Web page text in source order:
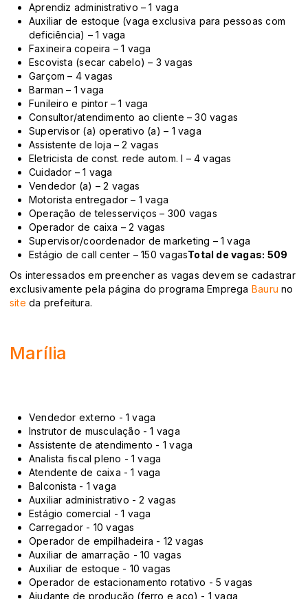
Aprendiz administrativo – 1 vaga
Auxiliar de estoque (vaga exclusiva para pessoas com
deficiência) – 1 vaga
Faxineira copeira – 1 vaga
Escovista (secar cabelo) – 3 vagas
Garçom – 4 vagas
Barman – 1 vaga
Funileiro e pintor – 1 vaga
Consultor/atendimento ao cliente – 30 vagas
Supervisor (a) operativo (a) – 1 vaga
Assistente de loja – 2 vagas
Eletricista de const. rede autom. I – 4 vagas
Cuidador – 1 vaga
Vendedor (a) – 2 vagas
Motorista entregador – 1 vaga
Operação de telesserviços – 300 vagas
Operador de caixa – 2 vagas
Supervisor/coordenador de marketing – 1 vaga
Estágio de call center – 150 vagasTotal de vagas: 509
Os interessados em preencher as vagas devem se cadastrar
exclusivamente pela página do programa Emprega Bauru no
site da prefeitura.
Marília
Vendedor externo - 1 vaga
Instrutor de musculação - 1 vaga
Assistente de atendimento - 1 vaga
Analista fiscal pleno - 1 vaga
Atendente de caixa - 1 vaga
Balconista - 1 vaga
Auxiliar administrativo - 2 vagas
Estágio comercial - 1 vaga
Carregador - 10 vagas
Operador de empilhadeira - 12 vagas
Auxiliar de amarração - 10 vagas
Auxiliar de estoque - 10 vagas
Operador de estacionamento rotativo - 5 vagas
Ajudante de produção (ferro e aço) - 1 vaga